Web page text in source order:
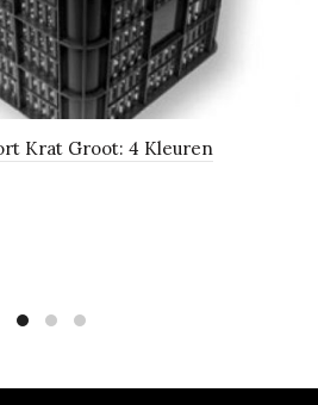
Krat Groot: 4 Kleuren